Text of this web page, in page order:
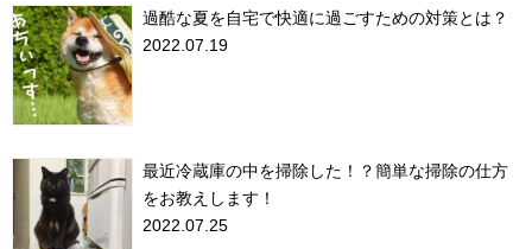
過酷な夏を自宅で快適に過ごすための対策とは？
2022.07.19
最近冷蔵庫の中を掃除した！？簡単な掃除の仕方
をお教えします！
2022.07.25